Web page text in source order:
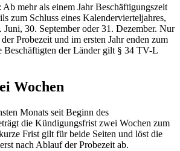
mehr als einem Jahr Beschäftigungszeit
zum Schluss eines Kalendervierteljahres,
30. September oder 31. Dezember. Nur
Probezeit und im ersten Jahr enden zum
Beschäftigten der Länder gilt § 34 TV-L
Wochen
Monats seit Beginn des
die Kündigungsfrist zwei Wochen zum
Frist gilt für beide Seiten und löst die
nach Ablauf der Probezeit ab.